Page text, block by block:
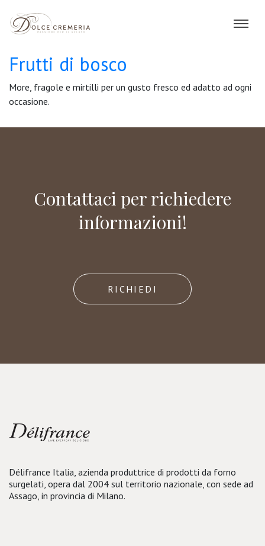
Frutti di bosco
More, fragole e mirtilli per un gusto fresco ed adatto ad ogni
occasione.
Contattaci per richiedere
informazioni!
RICHIEDI
Délifrance Italia, azienda produttrice di prodotti da forno
surgelati, opera dal 2004 sul territorio nazionale, con sede ad
Assago, in provincia di Milano.